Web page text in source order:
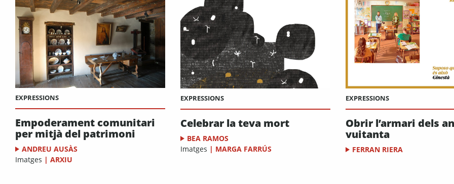
EXPRESSIONS
Empoderament comunitari
per mitjà del patrimoni
ANDREU AUSÀS
Imatges | ARXIU
EXPRESSIONS
Celebrar la teva mort
BEA RAMOS
Imatges | MARGA FARRÚS
EXPRESSIONS
Obrir l’armari dels
vuitanta
FERRAN RIERA